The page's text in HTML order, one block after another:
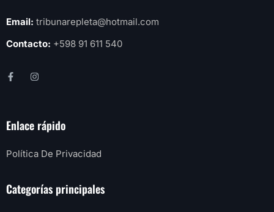
Email: tribunarepleta@hotmail.com
Contacto: +598 91 611 540
Enlace rápido
Política De Privacidad
Categorías principales